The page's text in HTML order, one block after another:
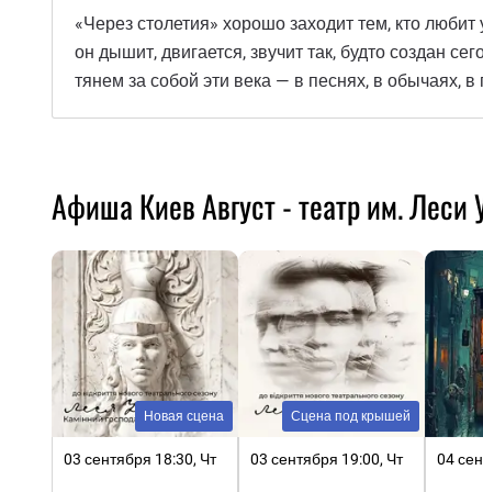
«Через столетия» хорошо заходит тем, кто
он дышит, двигается, звучит так, будто создан
тянем за собой эти века — в песнях, в обычаях,
Афиша Киев Август - театр им. Леси
Новая сцена
03 сентября 18:30, Чт
Сцена под крышей
03 сентября 19:00, Чт 04